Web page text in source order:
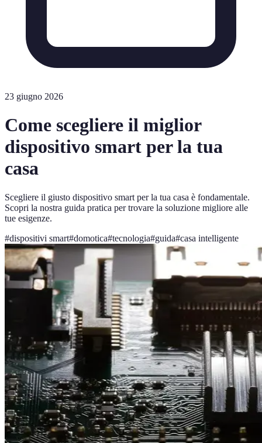
23 giugno 2026
Come scegliere il miglior
dispositivo smart per la tua
casa
Scegliere il giusto dispositivo smart per la tua casa è fondamentale.
Scopri la nostra guida pratica per trovare la soluzione migliore alle
tue esigenze.
#dispositivi smart#domotica#tecnologia#guida#casa intelligente